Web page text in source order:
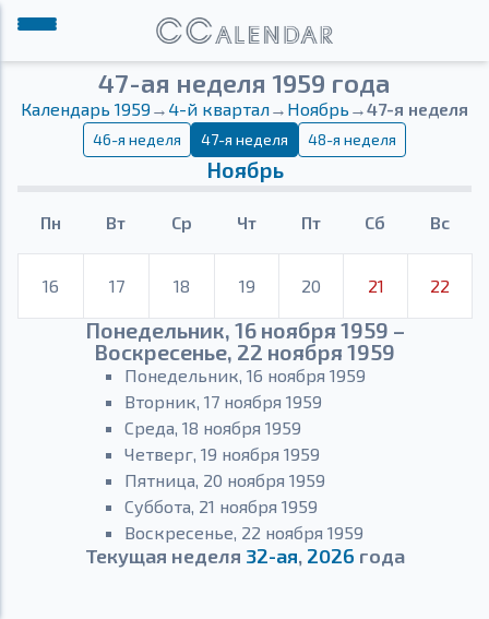
47-ая неделя 1959 года
Календарь 1959→ 4-й квартал→ Ноябрь →47-я неделя
46-я неделя 47-я неделя 48-я неделя
Ноябрь
Пн Вт Ср Чт Пт Сб Вс
16 17 18 19 20 21 22
Понедельник, 16 ноября 1959 –
Воскресенье, 22 ноября 1959
Понедельник, 16 ноября 1959
Вторник, 17 ноября 1959
Среда, 18 ноября 1959
Четверг, 19 ноября 1959
Пятница, 20 ноября 1959
Суббота, 21 ноября 1959
Воскресенье, 22 ноября 1959
Текущая неделя 32-ая, 2026 года